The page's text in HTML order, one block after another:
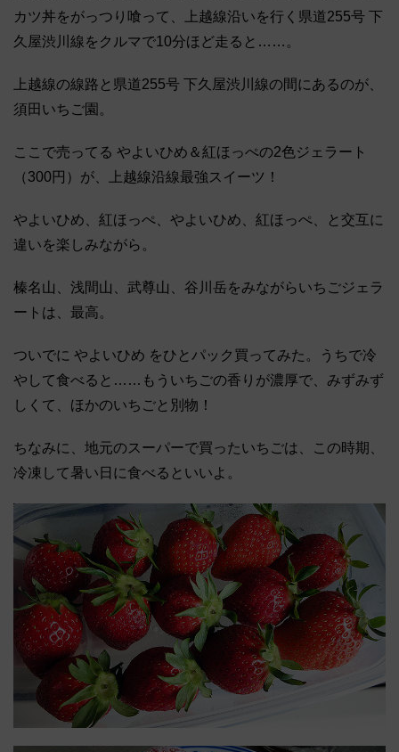
カツ丼をがっつり喰って、上越線沿いを行く県道255号 下
久屋渋川線をクルマで10分ほど走ると……。
上越線の線路と県道255号 下久屋渋川線の間にあるのが、
須田いちご園。
ここで売ってる やよいひめ＆紅ほっぺの2色ジェラート
（300円）が、上越線沿線最強スイーツ！
やよいひめ、紅ほっぺ、やよいひめ、紅ほっぺ、と交互に
違いを楽しみながら。
榛名山、浅間山、武尊山、谷川岳をみながらいちごジェラ
ートは、最高。
ついでに やよいひめ をひとパック買ってみた。うちで冷
やして食べると……もういちごの香りが濃厚で、みずみず
しくて、ほかのいちごと別物！
ちなみに、地元のスーパーで買ったいちごは、この時期、
冷凍して暑い日に食べるといいよ。